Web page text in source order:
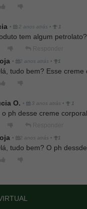
• 2 anos atrás • 1
tem algum petrolato?
• 2 anos atrás • 1
tudo bem? Esse
O. • 3 anos atrás • 1
o ph desse creme
• 2 anos atrás • 1
tudo bem? O ph